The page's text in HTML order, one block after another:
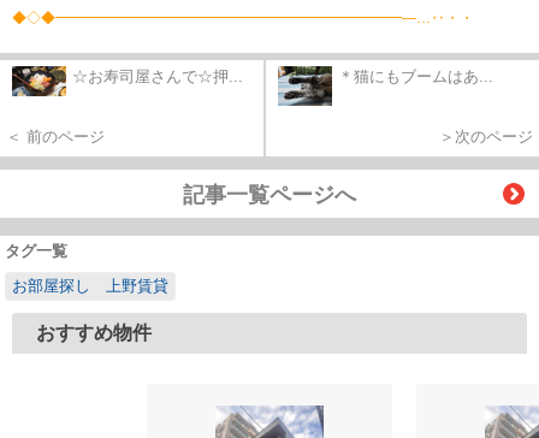
◆◇◆━━━━━━━━━━━━━━━━━━━━━━━━―…‥・・
☆お寿司屋さんで☆押...
＜ 前のページ
＊猫にもブームはあ...
＞次のページ
記事一覧ページへ
タグ一覧
お部屋探し 上野賃貸
おすすめ物件